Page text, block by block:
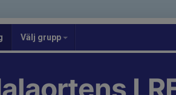
Välj grupp